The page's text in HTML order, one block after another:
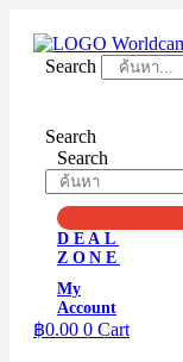
contentSearch
Search
Search
DEAL
ZONE
My
Account
฿0.00 0 Cart